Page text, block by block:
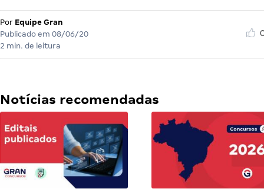
Por Equipe Gran
Publicado em 08/06/20
2 min. de leitura
Notícias recomendadas